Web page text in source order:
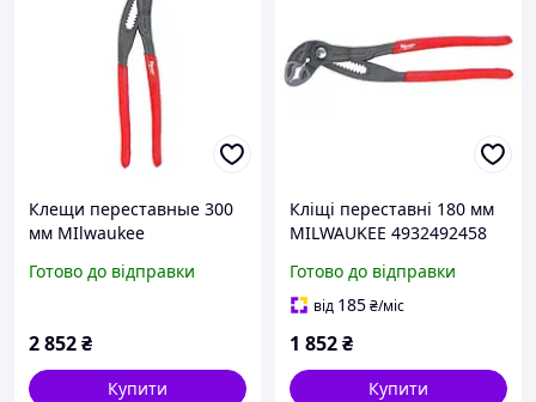
Клещи переставные 300
мм MIlwaukee
4932492460
Готово до відправки
2 852₴
Купити
Кліщі переставні 180 мм
MILWAUKEE 4932492458
Готово до відправки
від 185₴/міс
1 852₴
Купити